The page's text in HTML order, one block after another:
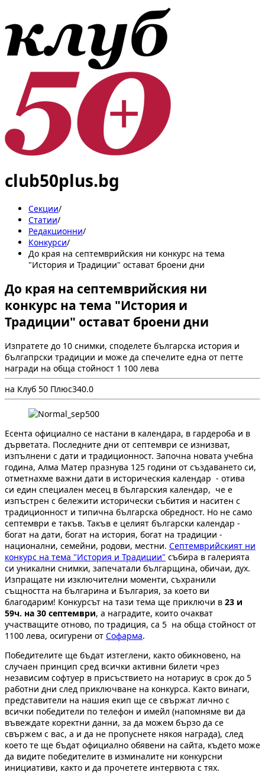
club50plus.bg
Секции/
Статии/
Редакционни/
Конкурси/
До края на септемврийския ни конкурс на тема
"История и Традиции" остават броени дни
До края на септемврийския ни
конкурс на тема "История и
Традиции" остават броени дни
Изпратете до 10 снимки, споделете българска история и
бългапрски традиции и може да спечелите една от петте
награди на обща стойност 1 100 лева
на Клуб 50 Плюс340.0
Есента официално се настани в календара, в гардероба и в
дърветата. Последните дни от септември се изнизват,
изпълнени с дати и традиционност. Започна новата учебна
година, Алма Матер празнува 125 години от създаването си,
отметнахме важни дати в историческия календар - отива
си един специален месец в българския календар, че е
изпъстрен с бележити исторически събития и наситен с
традиционност и типична българска обредност. Но не само
септември е такъв. Такъв е целият български календар -
богат на дати, богат на история, богат на традиции -
национални, семейни, родови, местни. Септемврийският ни
конкурс на тема "История и Традиции" събира в галерията
си уникални снимки, запечатали българщина, обичаи, дух.
Изпращате ни изключителни моменти, съхранили
същността на българина и България, за което ви
благодарим! Конкурсът на тази тема ще приключи в 23 и
59ч. на 30 септември, а наградите, които очакват
участващите отново, по традиция, са 5 на обща стойност от
1100 лева, осигурени от Софарма.
Победителите ще бъдат изтеглени, както обикновено, на
случаен принцип сред всички активни билети чрез
независим софтуер в присъствието на нотариус в срок до 5
работни дни след приключване на конкурса. Както винаги,
представители на нашия екип ще се свържат лично с
всички победители по телефон и имейл (напомняме ви да
въвеждате коректни данни, за да можем бързо да се
свържем с вас, а и да не пропуснете някоя награда), след
което те ще бъдат официално обявени на сайта, където може
да видите победителите в изминалите ни конкурсни
инициативи, както и да прочетете интервюта с тях.